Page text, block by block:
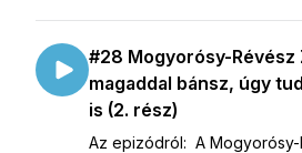
#28 Mogyorósy-Révész
magaddal bánsz, úgy
is (2. rész)
Az epizódról: A Mogyorósy-